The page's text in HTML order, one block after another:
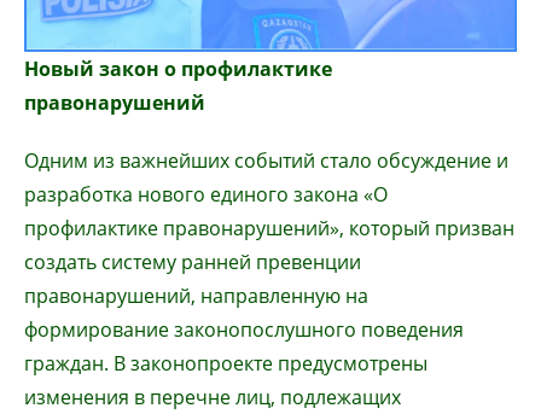
Новый закон о профилактике
правонарушений
Одним из важнейших событий стало обсуждение и
разработка нового единого закона «О
профилактике правонарушений», который призван
создать систему ранней превенции
правонарушений, направленную на
формирование законопослушного поведения
граждан. В законопроекте предусмотрены
изменения в перечне лиц, подлежащих